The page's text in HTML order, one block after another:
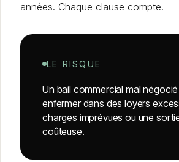
années. Chaque clause compte.
LE RISQUE
Un bail commercial mal
enfermer dans des loyers
charges imprévues ou une
coûteuse.